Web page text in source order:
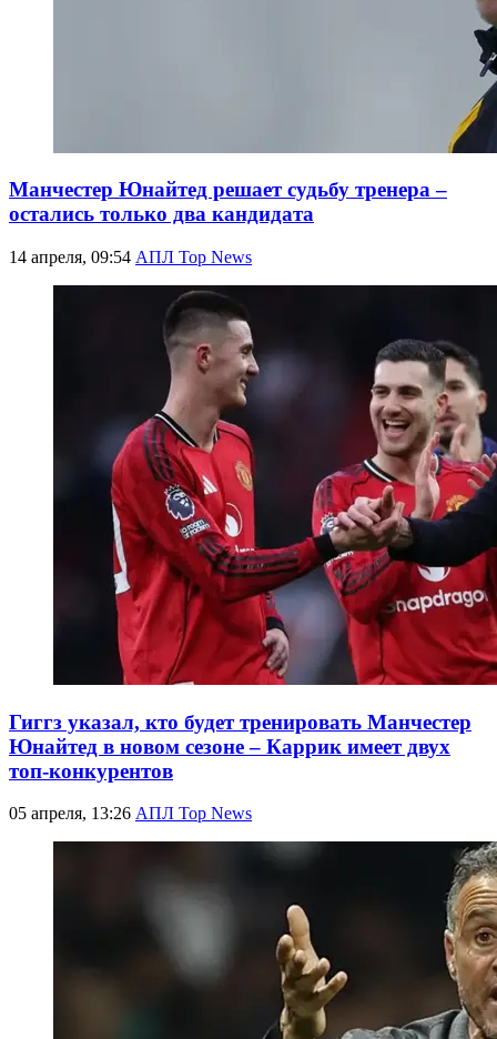
Манчестер Юнайтед решает судьбу тренера –
остались только два кандидата
14 апреля, 09:54 АПЛ Top News
Гиггз указал, кто будет тренировать Манчестер
Юнайтед в новом сезоне – Каррик имеет двух
топ-конкурентов
05 апреля, 13:26 АПЛ Top News